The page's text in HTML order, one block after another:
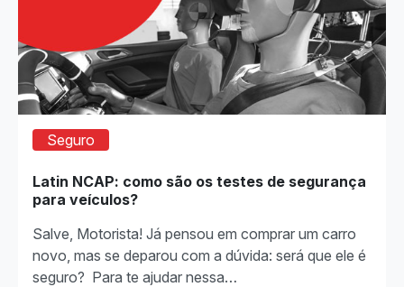
Seguro
Latin NCAP: como são os testes de segurança
para veículos?
Salve, Motorista! Já pensou em comprar um carro
novo, mas se deparou com a dúvida: será que ele é
seguro? Para te ajudar nessa…